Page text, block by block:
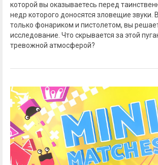
которой вы оказываетесь перед
недр которого доносятся зловещие звуки.
только фонариком и пистолетом, вы
исследование. Что скрывается за этой
тревожной атмосферой?